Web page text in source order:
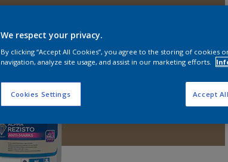
We respect your privacy.
By clicking “Accept All Cookies”, you agree to the storing of cookies
navigation, analyze site usage, and assist in our marketing efforts.
Cookies Settings Accept